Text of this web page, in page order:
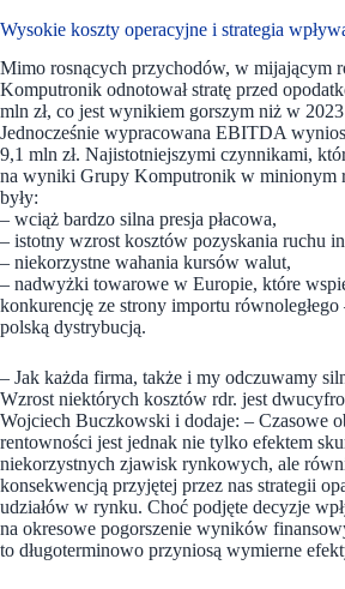
Wysokie koszty operacyjne i strategia
Mimo rosnących przychodów, w mijającym
Komputronik odnotował stratę przed
mln zł, co jest wynikiem gorszym niż w
Jednocześnie wypracowana EBITDA
9,1 mln zł. Najistotniejszymi czynnikami,
na wyniki Grupy Komputronik w minionym
były:
– wciąż bardzo silna presja płacowa,
– istotny wzrost kosztów pozyskania ruchu
– niekorzystne wahania kursów walut,
– nadwyżki towarowe w Europie, które
konkurencję ze strony importu
polską dystrybucją.
– Jak każda firma, także i my odczuwamy
Wzrost niektórych kosztów rdr. jest
Wojciech Buczkowski i dodaje: – Czasowe
rentowności jest jednak nie tylko efektem
niekorzystnych zjawisk rynkowych, ale
konsekwencją przyjętej przez nas strategii
udziałów w rynku. Choć podjęte decyzje
na okresowe pogorszenie wyników
to długoterminowo przyniosą wymierne